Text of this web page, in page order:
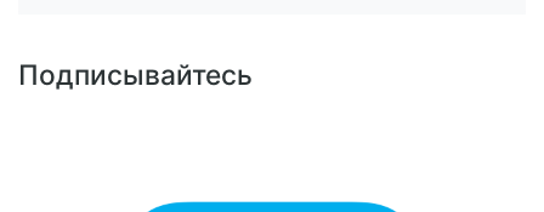
Подписывайтесь